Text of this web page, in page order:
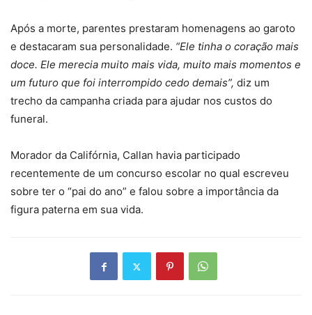
Após a morte, parentes prestaram homenagens ao garoto
e destacaram sua personalidade. “Ele tinha o coração mais
doce. Ele merecia muito mais vida, muito mais momentos e
um futuro que foi interrompido cedo demais”, diz um
trecho da campanha criada para ajudar nos custos do
funeral.
Morador da Califórnia, Callan havia participado
recentemente de um concurso escolar no qual escreveu
sobre ter o “pai do ano” e falou sobre a importância da
figura paterna em sua vida.